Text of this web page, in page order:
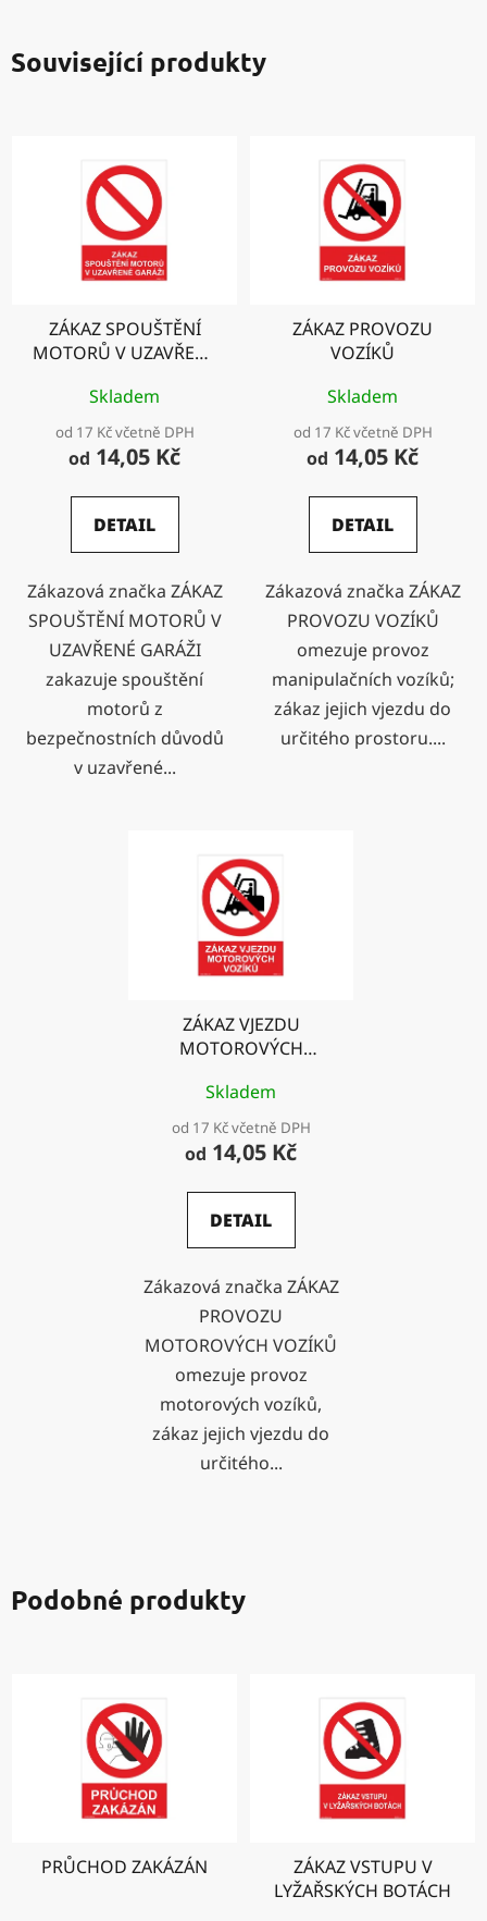
Související produkty
ZÁKAZ SPOUŠTĚNÍ
MOTORŮ V UZAVŘENÉ
Skladem
od 17 Kč včetně DPH
od 14,05 Kč
DETAIL
Zákazová značka ZÁKAZ
SPOUŠTĚNÍ MOTORŮ V
UZAVŘENÉ GARÁŽI
zakazuje spouštění
motorů z
bezpečnostních důvodů
v uzavřené...
ZÁKAZ PROVOZU
VOZÍKŮ
Skladem
od 17 Kč včetně DPH
od 14,05 Kč
DETAIL
Zákazová značka ZÁKAZ
PROVOZU VOZÍKŮ
omezuje provoz
manipulačních vozíků;
zákaz jejich vjezdu do
určitého prostoru....
ZÁKAZ VJEZDU
MOTOROVÝCH
Skladem
od 17 Kč včetně DPH
od 14,05 Kč
DETAIL
Zákazová značka ZÁKAZ
PROVOZU
MOTOROVÝCH VOZÍKŮ
omezuje provoz
motorových vozíků,
zákaz jejich vjezdu do
určitého...
Podobné produkty
PRŮCHOD ZAKÁZÁN
ZÁKAZ VSTUPU V
LYŽAŘSKÝCH BOTÁCH